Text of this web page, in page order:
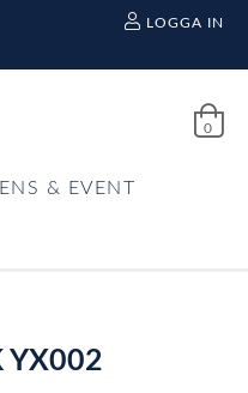
LOGGA IN
0
& EVENT
YX002